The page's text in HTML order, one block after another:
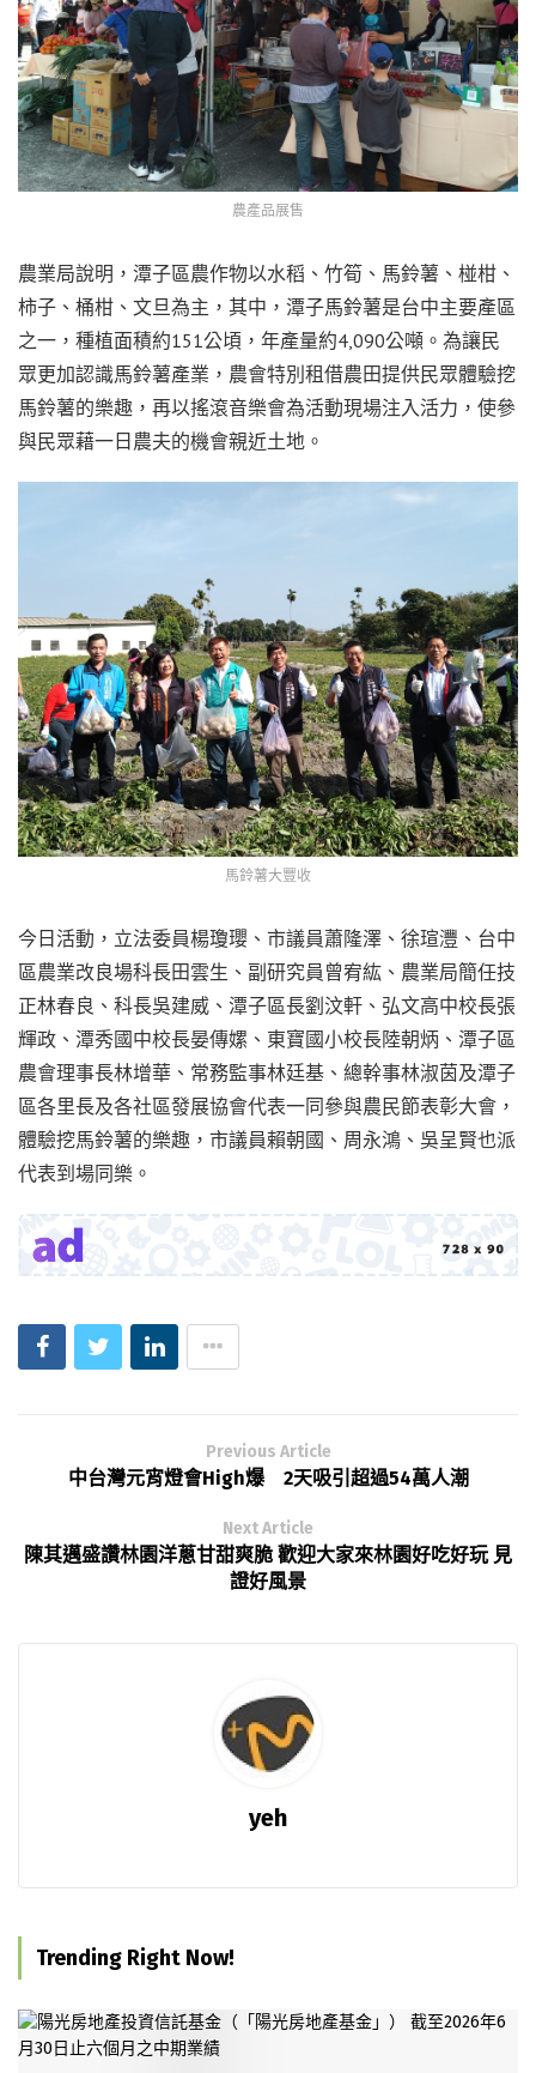
農產品展售
農業局說明，潭子區農作物以水稻、竹筍、馬鈴薯、椪柑、
柿子、桶柑、文旦為主，其中，潭子馬鈴薯是台中主要產區
之一，種植面積約151公頃，年產量約4,090公噸。為讓民
眾更加認識馬鈴薯產業，農會特別租借農田提供民眾體驗挖
馬鈴薯的樂趣，再以搖滾音樂會為活動現場注入活力，使參
與民眾藉一日農夫的機會親近土地。
馬鈴薯大豐收
今日活動，立法委員楊瓊瓔、市議員蕭隆澤、徐瑄灃、台中
區農業改良場科長田雲生、副研究員曾宥紘、農業局簡任技
正林春良、科長吳建威、潭子區長劉汶軒、弘文高中校長張
輝政、潭秀國中校長晏傳嫘、東寶國小校長陸朝炳、潭子區
農會理事長林增華、常務監事林廷基、總幹事林淑茵及潭子
區各里長及各社區發展協會代表一同參與農民節表彰大會，
體驗挖馬鈴薯的樂趣，市議員賴朝國、周永鴻、吳呈賢也派
代表到場同樂。
Previous Article
中台灣元宵燈會High爆 2天吸引超過54萬人潮
Next Article
陳其邁盛讚林園洋蔥甘甜爽脆 歡迎大家來林園好吃好玩 見
證好風景
yeh
Trending Right Now!